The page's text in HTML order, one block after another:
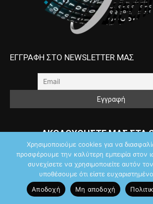
ΕΓΓΡΑΦΗ ΣΤΟ NEWSLETTER ΜΑΣ
ΑΚΟΛΟΥΘΗΣΤΕ ΜΑΣ ΣΤΑ
Χρησιμοποιούμε cookies για να
προσφέρουμε την καλύτερη εμπειρία στον
συνεχίσετε να χρησιμοποιείτε αυτόν
υποθέσουμε ότι είστε
Αποδοχή
Μη αποδοχή